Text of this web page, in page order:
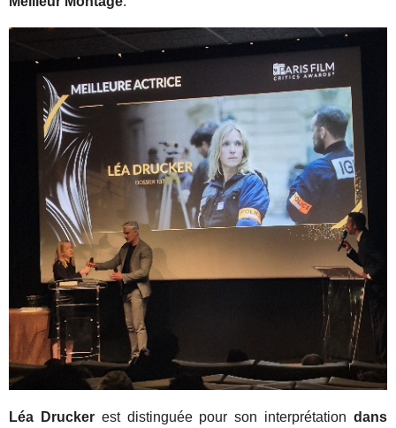
Léa Druckerest distinguée pour son interprétation dans